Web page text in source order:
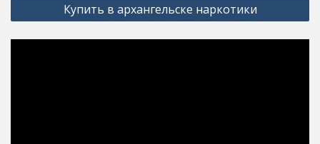
Купить в архангельске наркотики